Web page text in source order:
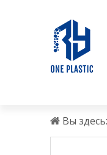
Вы здесь: